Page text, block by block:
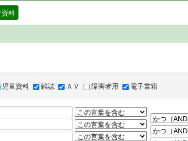
資料
児童資料 雑誌 ＡＶ 障害者用 電子書籍